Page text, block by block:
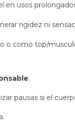
en usos
rigidez ni
o como top/
.
pausas si el